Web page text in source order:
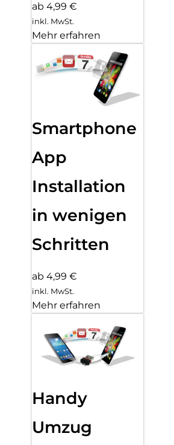
ab 4,99 €
inkl. MwSt.
Mehr erfahren
Smartphone
App
Installation
in wenigen
Schritten
ab 4,99 €
inkl. MwSt.
Mehr erfahren
Handy
Umzug